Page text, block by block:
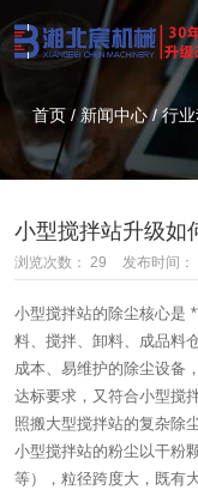
首页 /新闻中心 /行
小型搅拌站升级如
浏览次数： 29 发布时间
小型搅拌站的除尘核心是
料、搅拌、卸料、成品料
成本、易维护的除尘设备
达标要求，又符合小型搅
照搬大型搅拌站的复杂除
小型搅拌站的粉尘以干粉
等），粒径跨度大，既有